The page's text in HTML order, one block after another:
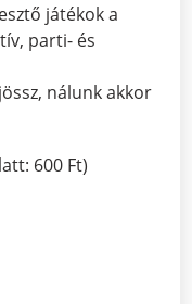
játékok a
parti- és
nálunk akkor
600 Ft)